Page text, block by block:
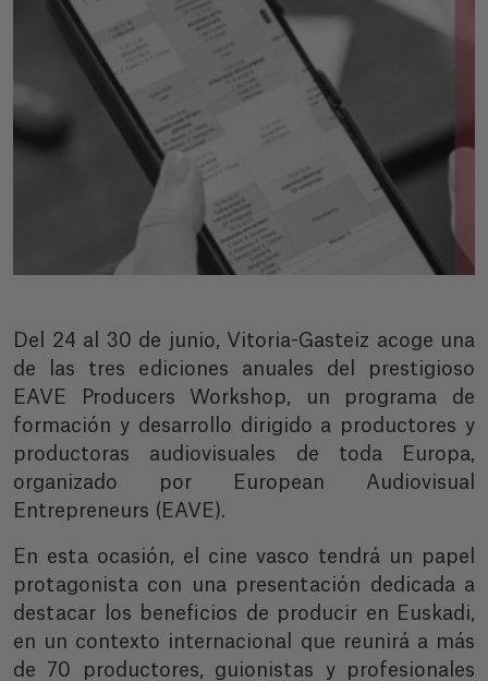
Del 24 al 30 de junio, Vitoria-Gasteiz acoge una
de las tres ediciones anuales del prestigioso
EAVE Producers Workshop, un programa de
formación y desarrollo dirigido a productores y
productoras audiovisuales de toda Europa,
organizado por European Audiovisual
Entrepreneurs (EAVE).
En esta ocasión, el cine vasco tendrá un papel
protagonista con una presentación dedicada a
destacar los beneficios de producir en Euskadi,
en un contexto internacional que reunirá a más
de 70 productores, guionistas y profesionales